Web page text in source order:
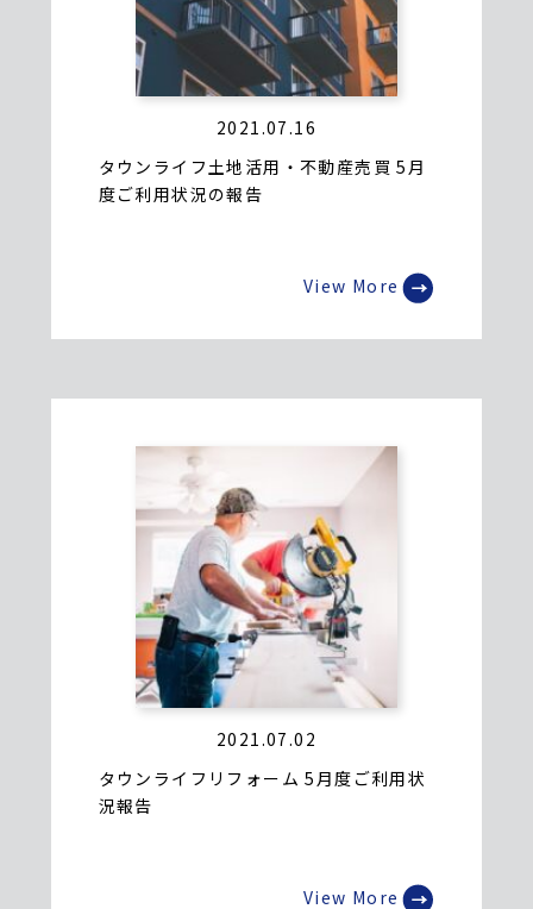
2021.07.16
タウンライフ土地活用・不動産売買 5月
度ご利用状況の報告
View More
2021.07.02
タウンライフリフォーム 5月度ご利用状
況報告
View More